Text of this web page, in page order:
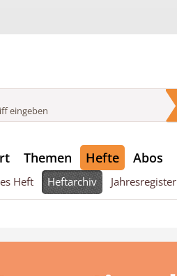
Themen Hefte Abos
Heft Heftarchiv Jahresregister